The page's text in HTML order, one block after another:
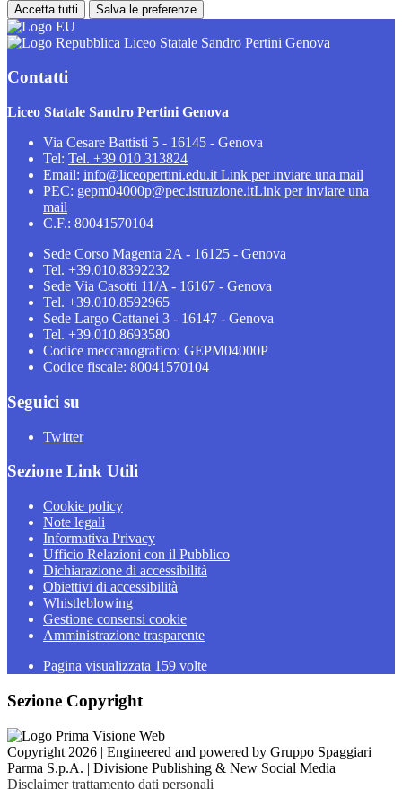
Accetta tutti Salva le preferenze
Liceo Statale Sandro Pertini Genova
Contatti
Liceo Statale Sandro Pertini Genova
Via Cesare Battisti 5 - 16145 - Genova
Tel: Tel. +39 010 313824
Email: info@liceopertini.edu.it Link per inviare una mail
PEC: gepm04000p@pec.istruzione.itLink per inviare una
mail
C.F.: 80041570104
Sede Corso Magenta 2A - 16125 - Genova
Tel. +39.010.8392232
Sede Via Casotti 11/A - 16167 - Genova
Tel. +39.010.8592965
Sede Largo Cattanei 3 - 16147 - Genova
Tel. +39.010.8693580
Codice meccanografico: GEPM04000P
Codice fiscale: 80041570104
Seguici su
Twitter
Sezione Link Utili
Cookie policy
Note legali
Informativa Privacy
Ufficio Relazioni con il Pubblico
Dichiarazione di accessibilità
Obiettivi di accessibilità
Whistleblowing
Gestione consensi cookie
Amministrazione trasparente
Pagina visualizzata 159 volte
Sezione Copyright
Copyright 2026 | Engineered and powered by Gruppo Spaggiari
Parma S.p.A. | Divisione Publishing & New Social Media
Disclaimer trattamento dati personali